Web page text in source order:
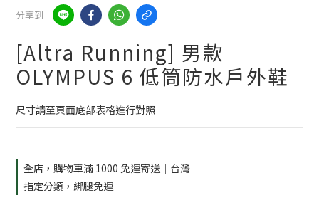
分享到
[Altra Running] 男款
OLYMPUS 6 低筒防水戶外鞋
尺寸請至頁面底部表格進行對照
全店，購物車滿 1000 免運寄送｜台灣
指定分類，綁腿免運